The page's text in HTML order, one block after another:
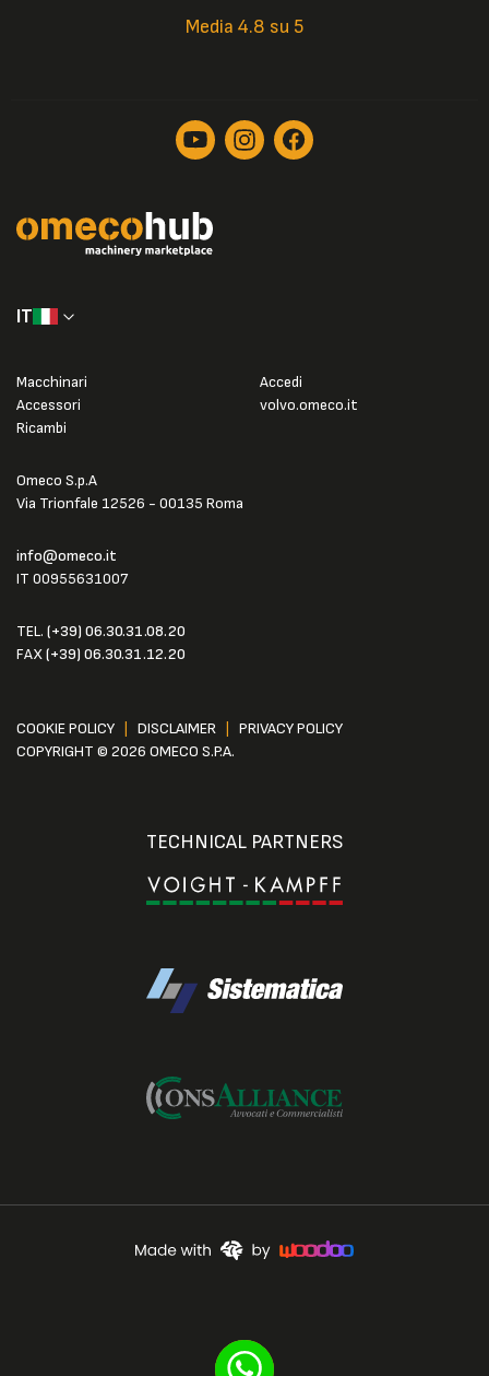
Media 4.8 su 5
IT
Omeco S.p.A
Via Trionfale 12526 - 00135 Roma
info@omeco.it
IT 00955631007
TEL. (+39) 06.30.31.08.20
FAX(+39) 06.30.31.12.20
Macchinari
Accessori
Ricambi
Accedi
volvo.omeco.it
COOKIE POLICY DISCLAIMER
PRIVACY POLICY
COPYRIGHT © 2026 OMECO S.P.A.
TECHNICAL PARTNERS